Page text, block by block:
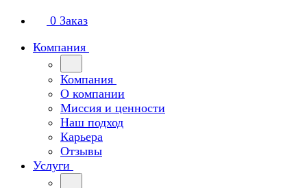
0 Заказ
Компания
Компания
О компании
Миссия и ценности
Наш подход
Карьера
Отзывы
Услуги